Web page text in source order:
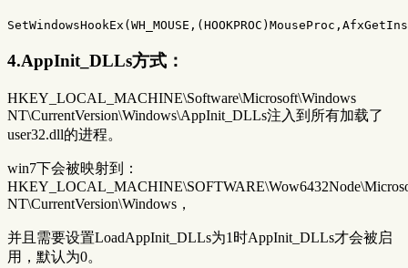
4.AppInit_DLLs方式：
HKEY_LOCAL_MACHINE\Software\Microsoft\Windows
NT\CurrentVersion\Windows\AppInit_DLLs注入到所有加载了
user32.dll的进程。
win7下会被映射到：
NT\CurrentVersion\Windows，
并且需要设置LoadAppInit_DLLs为1时AppInit_DLLs才会被启
用，默认为0。